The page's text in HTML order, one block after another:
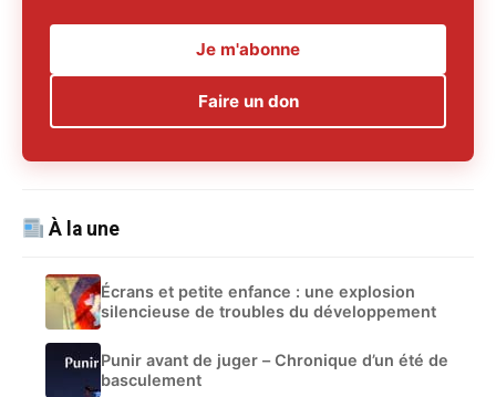
Je m'abonne
Faire un don
À la une
Écrans et petite enfance : une explosion
silencieuse de troubles du développement
Punir avant de juger – Chronique d’un été de
basculement